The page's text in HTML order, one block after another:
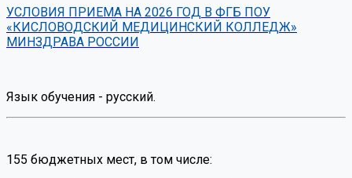
УСЛОВИЯ ПРИЕМА НА 2026 ГОД В ФГБ ПОУ
«КИСЛОВОДСКИЙ МЕДИЦИНСКИЙ КОЛЛЕДЖ»
МИНЗДРАВА РОССИИ
Язык обучения - русский.
155 бюджетных мест, в том числе: